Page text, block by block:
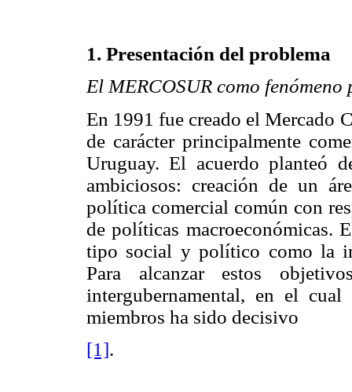
1. Presentación del problema
El MERCOSUR como
En 1991 fue creado el Mercado
de carácter principalmente
Uruguay. El acuerdo planteó
ambiciosos: creación de un
política comercial común con
de políticas macroeconómicas.
tipo social y político como la
Para alcanzar estos
intergubernamental, en el
miembros ha sido decisivo
[1].